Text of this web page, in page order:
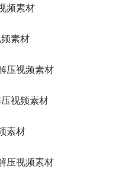
频素材
素材
压视频素材
视频素材
素材
压视频素材